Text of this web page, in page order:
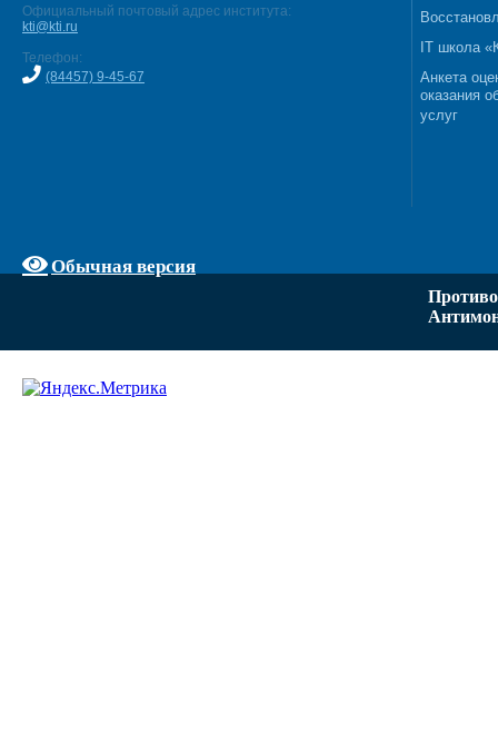
Официальный почтовый адрес института:
kti@kti.ru
Телефон:
(84457) 9-45-67
Обычная версия
IT школа
Анкета
оказания
услуг